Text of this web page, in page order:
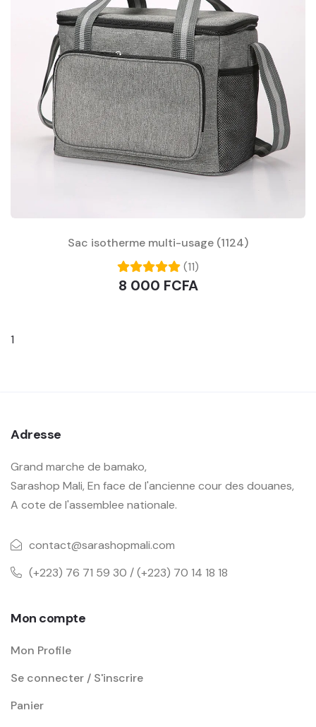
Sac isotherme multi-usage (1124)
(11)
8 000 FCFA
1
Adresse
Grand marche de bamako,
Sarashop Mali, En face de l'ancienne cour des douanes,
A cote de l'assemblee nationale.
contact@sarashopmali.com
(+223) 76 71 59 30 / (+223) 70 14 18 18
Mon compte
Mon Profile
Se connecter / S'inscrire
Panier